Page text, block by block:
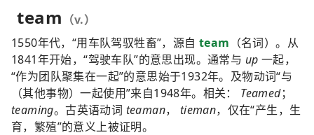
team （v.）
1550年代，“用车队驾驭牲畜”，源自 team （名词）。从
1841年开始，“驾驶车队”的意思出现。通常与 up 一起，
“作为团队聚集在一起”的意思始于1932年。及物动词“与
（其他事物）一起使用”来自1948年。相关： Teamed；
teaming。古英语动词 teaman， tieman，仅在“产生，生
育，繁殖”的意义上被证明。